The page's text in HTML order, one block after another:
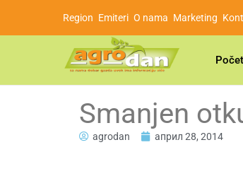
Region Emiteri O nama Marketing
Smanjen
agrodan април 28, 2014